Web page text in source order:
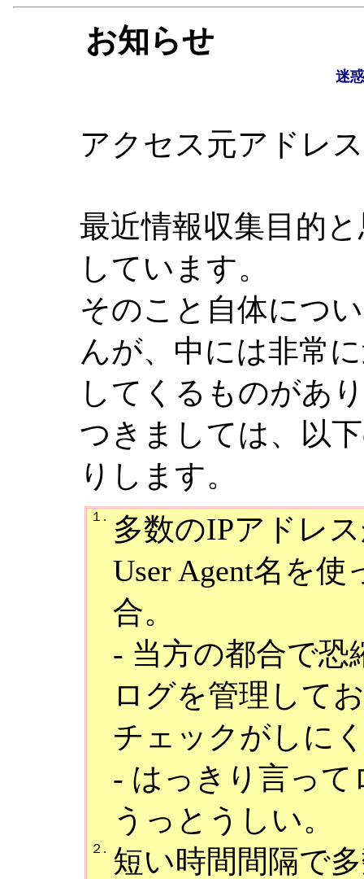
お知らせ
迷
アクセス元アドレ
最近情報収集目的
しています。
そのこと自体につ
んが、中には非常
してくるものがあ
つきましては、以
りします。
１.
多数のIPアドレ
User Agent名を
合。
- 当方の都合で恐
ログを管理して
チェックがしに
- はっきり言っ
うっとうしい。
２. 短い時間間隔で